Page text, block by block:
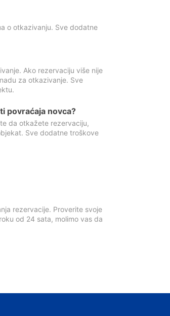
o otkazivanju. Sve dodatne
Ako rezervaciju više nije
za otkazivanje. Sve
povraćaja novca?
da otkažete rezervaciju,
Sve dodatne troškove
rezervacije. Proverite svoje
od 24 sata, molimo vas da